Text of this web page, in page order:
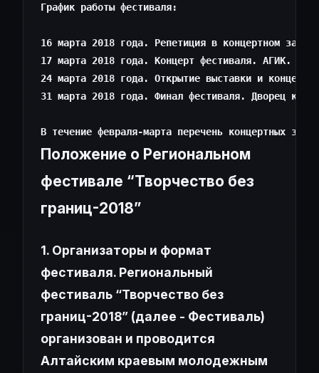
График работы фестиваля:
16 марта 2018 года. Репетиция в концертном
17 марта 2018 года. Концерт фестиваля. АГИК.
24 марта 2018 года. Открытие выставки и
31 марта 2018 года. Финал фестиваля. Дворец
Положение о Региональном
фестивале “Творчество без
границ-2018”
1. Организаторы и формат
фестиваля. Региональный
фестиваль “Творчество без
границ-2018” (далее - Фестиваль)
организован и проводится
Алтайским краевым молодежным